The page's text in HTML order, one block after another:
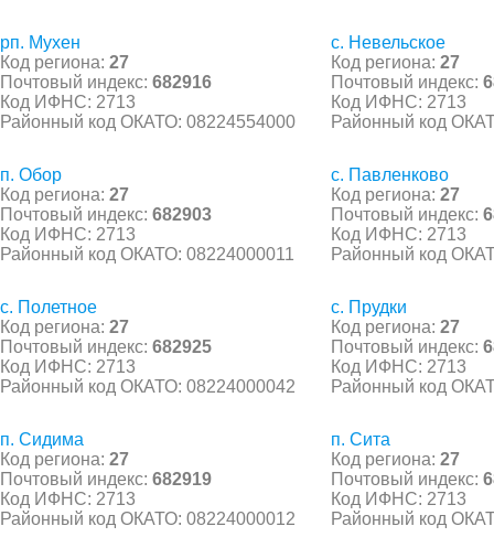
рп. Мухен
Код региона: 27
Почтовый индекс: 682916
Код ИФНС: 2713
Районный код ОКАТО: 08224554000
с. Невельское
Код региона: 27
Почтовый индекс:
Код ИФНС: 2713
Районный код
п. Обор
Код региона: 27
Почтовый индекс: 682903
Код ИФНС: 2713
Районный код ОКАТО: 08224000011
с. Павленково
Код региона: 27
Почтовый индекс:
Код ИФНС: 2713
Районный код
с. Полетное
Код региона: 27
Почтовый индекс: 682925
Код ИФНС: 2713
Районный код ОКАТО: 08224000042
с. Прудки
Код региона: 27
Почтовый индекс:
Код ИФНС: 2713
Районный код
п. Сидима
Код региона: 27
Почтовый индекс: 682919
Код ИФНС: 2713
Районный код ОКАТО: 08224000012
п. Сита
Код региона: 27
Почтовый индекс:
Код ИФНС: 2713
Районный код